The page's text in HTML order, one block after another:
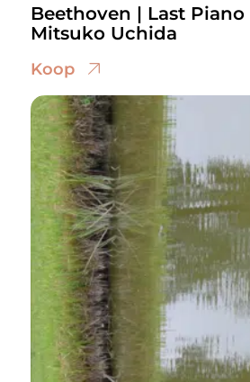
Beethoven | Last Piano
Mitsuko Uchida
Koop